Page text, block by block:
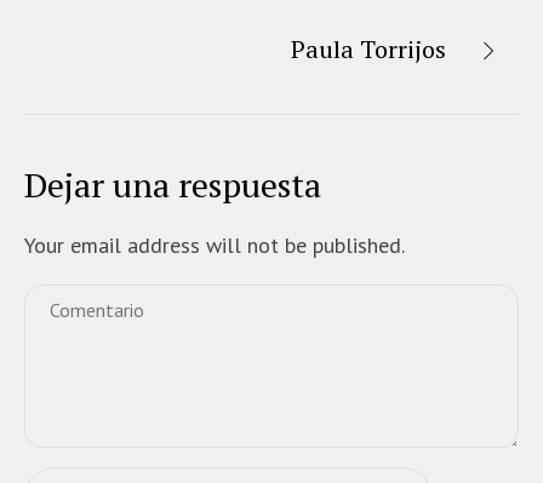
Paula Torrijos
Dejar una respuesta
Your email address will not be published.